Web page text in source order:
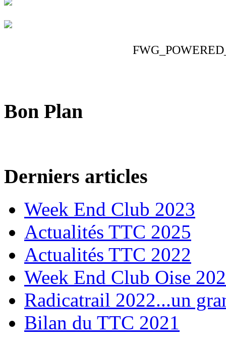
Bon Plan
Derniers articles
Week End Club 2023
Actualités TTC 2025
Actualités TTC 2022
Week End Club Oise
Radicatrail 2022...un
Bilan du TTC 2021